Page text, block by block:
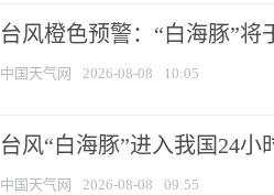
台风橙色预警：“白海豚”将
中国天气网 2026-08-08 10:05
台风“白海豚”进入我国24
中国天气网 2026-08-08 09:55